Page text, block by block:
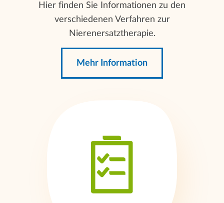
Hier finden Sie Informationen zu den
verschiedenen Verfahren zur
Nierenersatztherapie.
Mehr Information